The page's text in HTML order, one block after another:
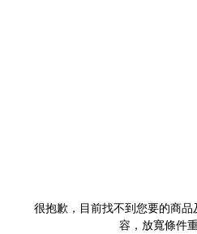
很抱歉，目前找不到您要的商
容，放寬條件